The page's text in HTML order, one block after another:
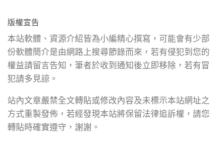
版權宣告
本站軟體、資源介紹皆為小編精心撰寫，可能會有少部
份軟體簡介是由網路上搜尋節錄而來，若有侵犯到您的
權益請留言告知，筆者於收到通知後立即移除，若有冒
犯請多見諒。
站內文章嚴禁全文轉貼或修改內容及未標示本站網址之
方式重製發佈，若經發現本站將保留法律追訴權，請您
轉貼時確實遵守，謝謝。